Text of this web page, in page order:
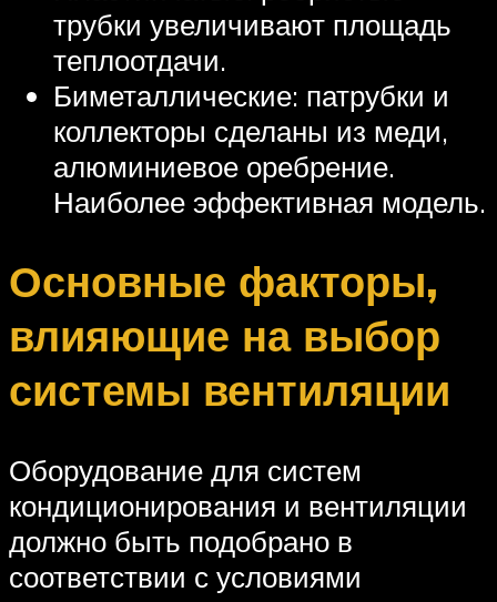
трубки увеличивают площадь
теплоотдачи.
Биметаллические: патрубки и
коллекторы сделаны из меди,
алюминиевое оребрение.
Наиболее эффективная модель.
Основные факторы,
влияющие на выбор
системы вентиляции
Оборудование для систем
кондиционирования и вентиляции
должно быть подобрано в
соответствии с условиями